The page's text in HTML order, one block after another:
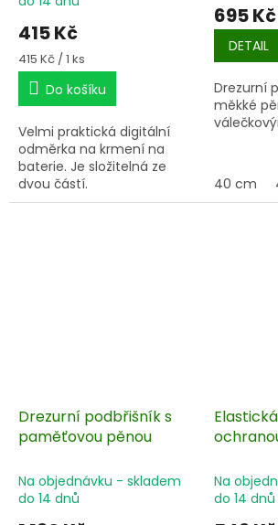
415 Kč
Měrná
cena:
415 Kč / 1 ks
Do košíku
Velmi praktická digitální
odměrka na krmení na
baterie. Je složitelná ze
dvou částí.
695 Kč
DETAIL
Drezurní
měkké
40 cm
Drezurní podbřišník s
paměťovou pěnou
Na objednávku - skladem
do 14 dnů
Na
do 14 dnů